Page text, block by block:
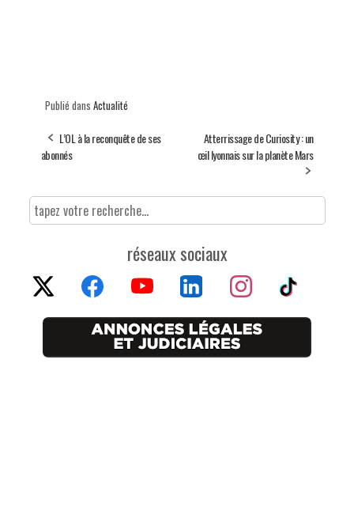
Publié dans Actualité
L’OL à la reconquête de ses
abonnés
Atterrissage de Curiosity : un
œil lyonnais sur la planète Mars
réseaux sociaux